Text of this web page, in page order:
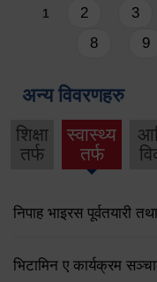
Pages
1 2 3
8
9
अन्य विवरणहरु
शिक्षा
तर्फ
स्वास्थ्य
तर्फ
निपाह भाइरस पूर्वतयारी
भिटामिन ए कार्यक्रम